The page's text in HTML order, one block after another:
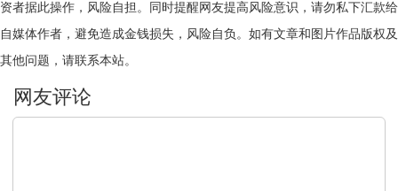
资者据此操作，风险自担。同时提醒网友提高风险意识，请勿私下汇款给
自媒体作者，避免造成金钱损失，风险自负。如有文章和图片作品版权及
其他问题，请联系本站。